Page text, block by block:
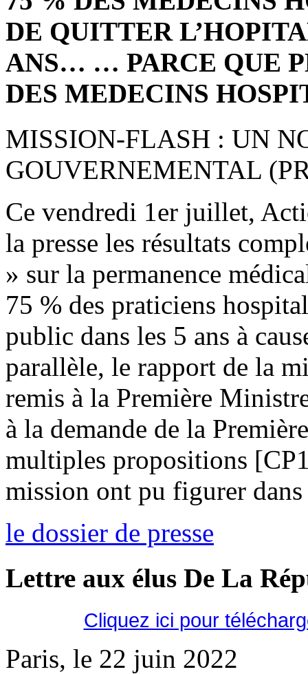
DE QUITTER
ANS… … PARCE QUE
DES MEDECINS
MISSION-FLASH : UN
GOUVERNEMENTAL
Ce vendredi 1er juillet,
la presse les résultats
» sur la permanence
75 % des praticiens
public dans les 5 ans à
parallèle, le rapport de la
remis à la Première
à la demande de la
multiples propositions
mission ont pu figurer
le dossier de presse
Lettre aux élus De La
Cliquez ici pour
Paris, le 22 juin 2022